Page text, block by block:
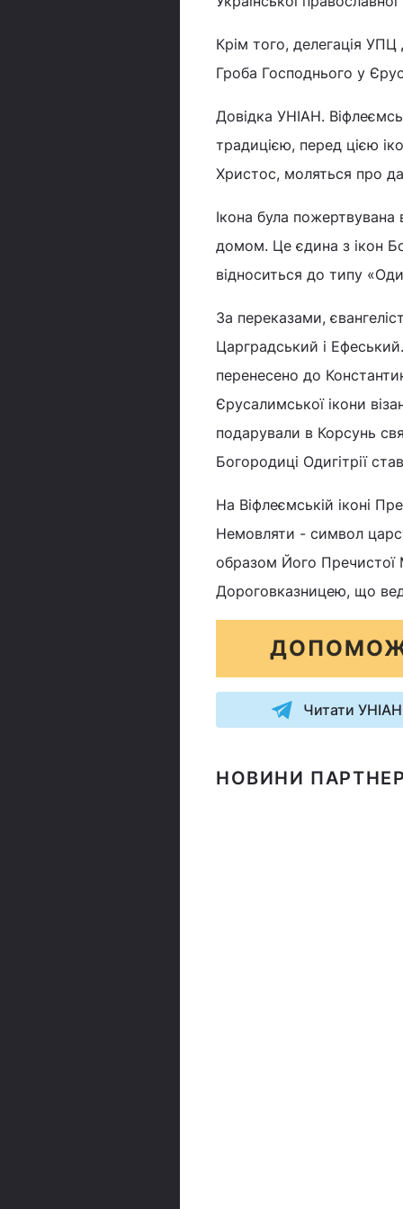
Крім того, делегація
Гроба Господнього у
Довідка УНІАН.
традицією, перед цією
Христос, моляться про
Ікона була
домом. Це єдина з ікон
відноситься до типу
За переказами,
Царградський і
перенесено до
Єрусалимської ікони
подарували в Корсунь
Богородиці Одигітрії
На Віфлеємській іконі
Немовляти - символ
образом Його Пречистої
Дороговказницею, що
Читати
НОВИНИ